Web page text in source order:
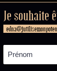
Je souhaite